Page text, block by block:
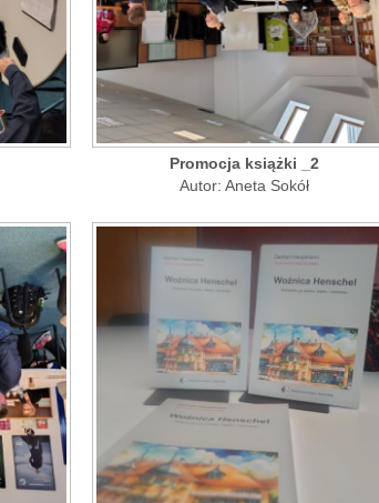
Promocja książki _2
Autor: Aneta Sokół